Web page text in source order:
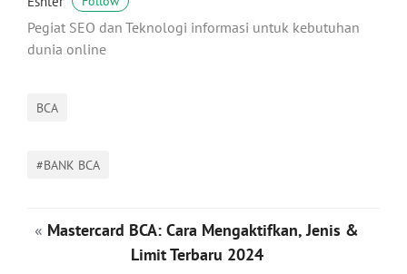
Pegiat SEO dan Teknologi informasi untuk kebutuhan
dunia online
BCA
#BANK BCA
« Mastercard BCA: Cara Mengaktifkan, Jenis &
Limit Terbaru 2024